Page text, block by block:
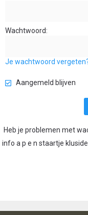
Wachtwoord
Je wachtwoord
Aangemeld blijven
Heb je problemen met
info a p e n staartje